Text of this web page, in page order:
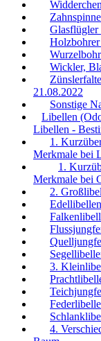
Glasflügler
Wickler,
21.08.2022
Sonstige
Libellen
Libellen -
1.
Merkmale bei
1.
Merkmale bei
2.
3.
4.